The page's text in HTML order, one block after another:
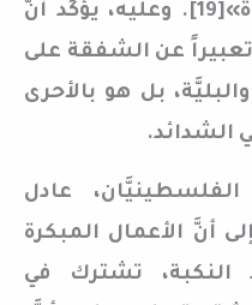
من النزعة الحزينة والبكَّاءة»[19]. وعليه، يؤكِّد أنَّ
عن الشفقة على
بل هو بالأحرى
الشدائد.
الفلسطينيَّان، عادل
إلى أنَّ الأعمال المبكرة
النكبة، تشترك في